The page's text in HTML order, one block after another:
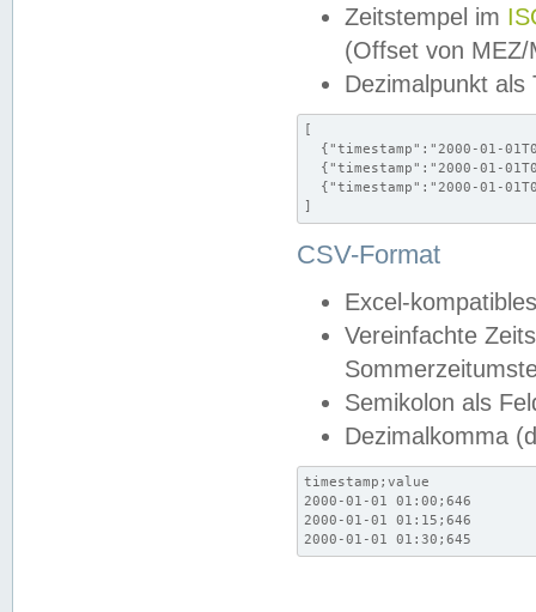
Zeitstempel im
(Offset von MEZ/
Dezimalpunkt als
[
{"timestamp":"2000-01-
{"timestamp":"2000-01-
{"timestamp":"2000-01-
]
CSV-Format
Excel-
Vereinfachte
Semikolon als
Dezimalkomma
timestamp;value
2000-01-01 01:00;646
2000-01-01 01:15;646
2000-01-01 01:30;645